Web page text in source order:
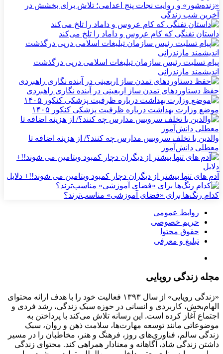
«زنده‌شور» و روایت نجات پنج اعدامی؛ تلاش برای بخشش در
آخرین شب زندگی
داستان تفنگی که کام عروس و داماد را تلخ می‌کند
پیام تسلیت رئیس سازمان تبلیغات اسلامی درپی درگذشت
اندیشمند مازندرانی
حفظ دستاوردهای تمدن ساز اربعینی در آینده نگاری راهبردی
موضع وزارت بهداشت درباره ظرفیت پزشکی کنکور ۱۴۰۵
والدین با تخلف سرویس مدارس چه کنند؟/ از هزینه اضافه تا
معطلی دانش‌آموز
آدم های تنها بیشتر از دیگران دچار کمبود ویتامین می شوند!!+ دلایل
کدام رنگ‌ها برای «فضای آموزشی» مناسب‌ترند؟
روابط عمومی
حریم خصوصی
حقوق محتوا
تبلیغ و معرفی
مجله زندگی رویایی
«زندگی رویایی» از سال ۱۳۹۳ فعالیت خود را با هدف ارائه محتوای
الهام‌بخش، کاربردی و انسانی در حوزه سبک زندگی، رشد فردی و
اجتماع آغاز کرده است. این رسانه تلاش می‌کند با پرداختن به
موضوعاتی مانند توسعه مهارت‌ها، سلامت ذهن و روان، سبک
زندگی سالم، فناوری‌های روز، فرهنگ و هنر، مخاطبان را در مسیر
داشتن زندگی شاد، آگاهانه و معنادار همراهی کند. محتوای زندگی